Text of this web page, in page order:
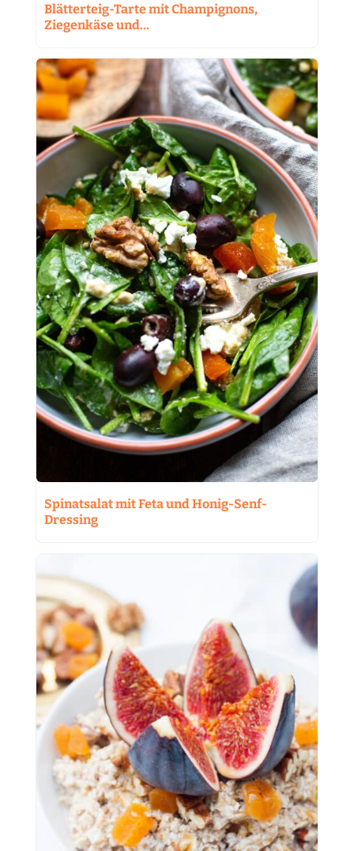
Blätterteig-Tarte mit Champignons,
Ziegenkäse und…
Spinatsalat mit Feta und Honig-Senf-
Dressing